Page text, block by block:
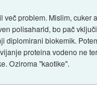
več problem. Mislim,
polisaharid, bo pač
diplomirani biokemik.
proteina vodeno ne
Oziroma "kaotike".